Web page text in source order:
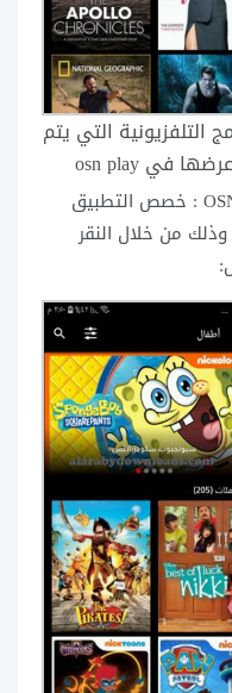
التلفزيونية التي يتم
عرضها في osn play
برنامج OSN PLAY : خصص التطبيق
من خلال النقر